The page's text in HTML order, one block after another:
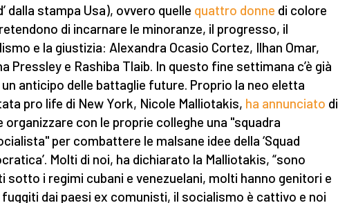
dalla stampa Usa), ovvero quelle quattro donne di colore
di incarnare le minoranze, il progresso, il
e la giustizia: Alexandra Ocasio Cortez, Ilhan Omar,
Pressley e Rashiba Tlaib. In questo fine settimana c’è già
anticipo delle battaglie future. Proprio la neo eletta
pro life di New York, Nicole Malliotakis, ha annunciato di
organizzare con le proprie colleghe una "squadra
per combattere le malsane idee della ‘Squad
Molti di noi, ha dichiarato la Malliotakis, “sono
sotto i regimi cubani e venezuelani, molti hanno genitori e
dai paesi ex comunisti, il socialismo è cattivo e noi